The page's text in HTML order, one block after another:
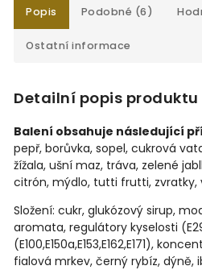
Popis Podobné (6)
Ostatní informace
Detailní popis produktu
Balení obsahuje následující
pepř, borůvka, sopel, cukrová
žížala, ušní maz, tráva, zelené
citrón, mýdlo, tutti frutti, zvratky,
Složení: cukr, glukózový sirup,
aromata, regulátory kyselosti
(E100,E150a,E153,E162,E171),
fialová mrkev, černý rybíz, dýně,